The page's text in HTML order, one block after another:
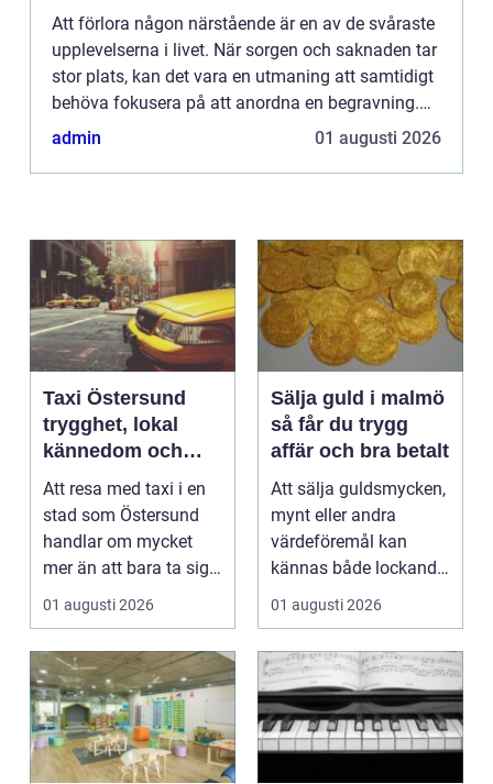
Att förlora någon närstående är en av de svåraste
upplevelserna i livet. När sorgen och saknaden tar
stor plats, kan det vara en utmaning att samtidigt
behöva fokusera på att anordna en begravning.
Det...
admin 01 augusti 2026
Taxi Östersund
trygghet, lokal
kännedom och
smidiga resor året
runt
Att resa med taxi i en
stad som Östersund
handlar om mycket
mer än att bara ta sig
från punkt A till...
01 augusti 2026
Sälja guld i malmö
så får du trygg
affär och bra betalt
Att sälja guldsmycken,
mynt eller andra
värdeföremål kan
kännas både lockande
och osäkert på samma
01 augusti 2026